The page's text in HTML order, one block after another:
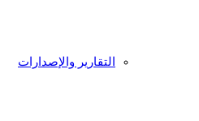
التقارير والإصدارات